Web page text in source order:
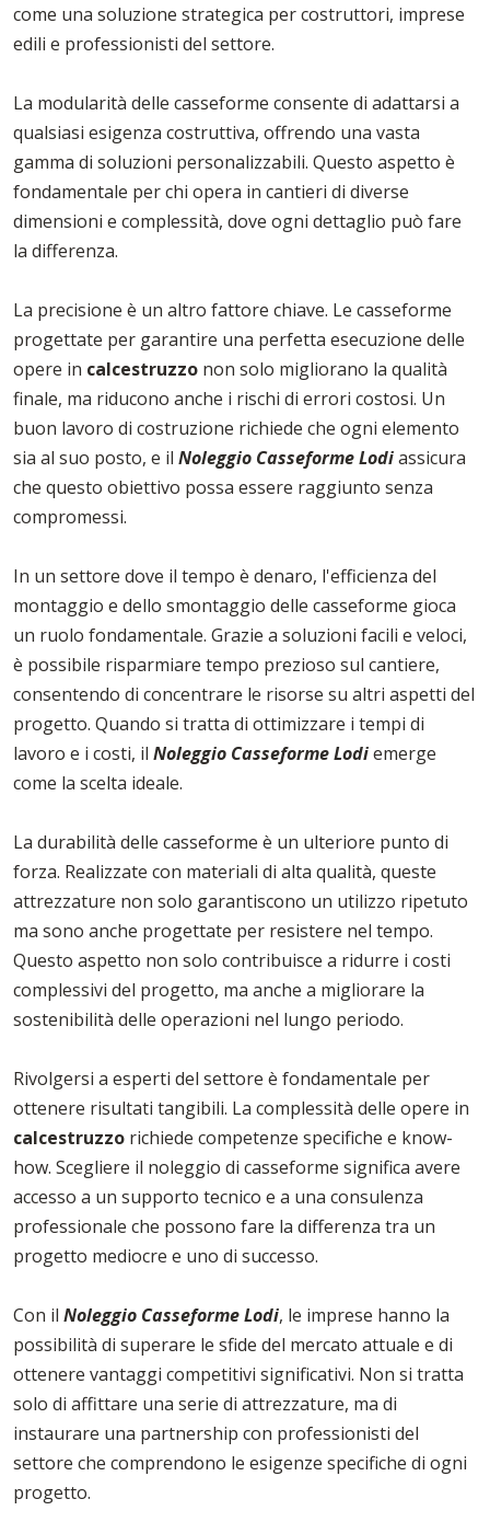
come una soluzione strategica per costruttori, imprese
edili e professionisti del settore.
La modularità delle casseforme consente di adattarsi a
qualsiasi esigenza costruttiva, offrendo una vasta
gamma di soluzioni personalizzabili. Questo aspetto è
fondamentale per chi opera in cantieri di diverse
dimensioni e complessità, dove ogni dettaglio può fare
la differenza.
La precisione è un altro fattore chiave. Le casseforme
progettate per garantire una perfetta esecuzione delle
opere in calcestruzzo non solo migliorano la qualità
finale, ma riducono anche i rischi di errori costosi. Un
buon lavoro di costruzione richiede che ogni elemento
sia al suo posto, e il Noleggio Casseforme Lodiassicura
che questo obiettivo possa essere raggiunto senza
compromessi.
In un settore dove il tempo è denaro, l'efficienza del
montaggio e dello smontaggio delle casseforme gioca
un ruolo fondamentale. Grazie a soluzioni facili e veloci,
è possibile risparmiare tempo prezioso sul cantiere,
consentendo di concentrare le risorse su altri aspetti del
progetto. Quando si tratta di ottimizzare i tempi di
lavoro e i costi, il Noleggio Casseforme Lodiemerge
come la scelta ideale.
La durabilità delle casseforme è un ulteriore punto di
forza. Realizzate con materiali di alta qualità, queste
attrezzature non solo garantiscono un utilizzo ripetuto
ma sono anche progettate per resistere nel tempo.
Questo aspetto non solo contribuisce a ridurre i costi
complessivi del progetto, ma anche a migliorare la
sostenibilità delle operazioni nel lungo periodo.
Rivolgersi a esperti del settore è fondamentale per
ottenere risultati tangibili. La complessità delle opere in
calcestruzzo richiede competenze specifiche e know-
how. Scegliere il noleggio di casseforme significa avere
accesso a un supporto tecnico e a una consulenza
professionale che possono fare la differenza tra un
progetto mediocre e uno di successo.
Con il Noleggio Casseforme Lodi, le imprese hanno la
possibilità di superare le sfide del mercato attuale e di
ottenere vantaggi competitivi significativi. Non si tratta
solo di affittare una serie di attrezzature, ma di
instaurare una partnership con professionisti del
settore che comprendono le esigenze specifiche di ogni
progetto.